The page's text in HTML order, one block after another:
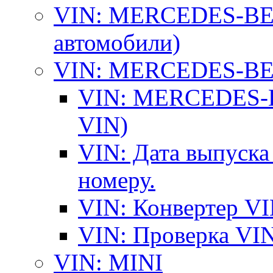
VIN: MERCEDES-
автомобили)
VIN: MERCEDES-
VIN: MERCEDES-
VIN)
VIN: Дата
номеру.
VIN: Конвертер
VIN: Проверка
VIN: MINI